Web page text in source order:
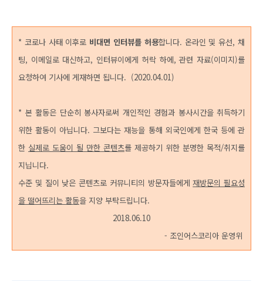
* 코로나 사태 이후로 비대면 인터뷰를 허용합니다. 온라인 및 유선, 채
팅, 이메일로 대신하고, 인터뷰이에게 허락 하에, 관련 자료(이미지)를
요청하여 기사에 게재하면 됩니다. (2020.04.01)
* 본 활동은 단순히 봉사자로써 개인적인 경험과 봉사시간을 취득하기
위한 활동이 아닙니다. 그보다는 재능을 통해 외국인에게 한국 등에 관
한 실제로 도움이 될 만한 콘텐츠를 제공하기 위한 분명한 목적/취지를
지닙니다.
수준 및 질이 낮은 콘텐츠로 커뮤니티의 방문자들에게재방문의 필요성
을 떨어뜨리는 활동을 지양 부탁드립니다.
2018.06.10
- 조인어스코리아 운영위